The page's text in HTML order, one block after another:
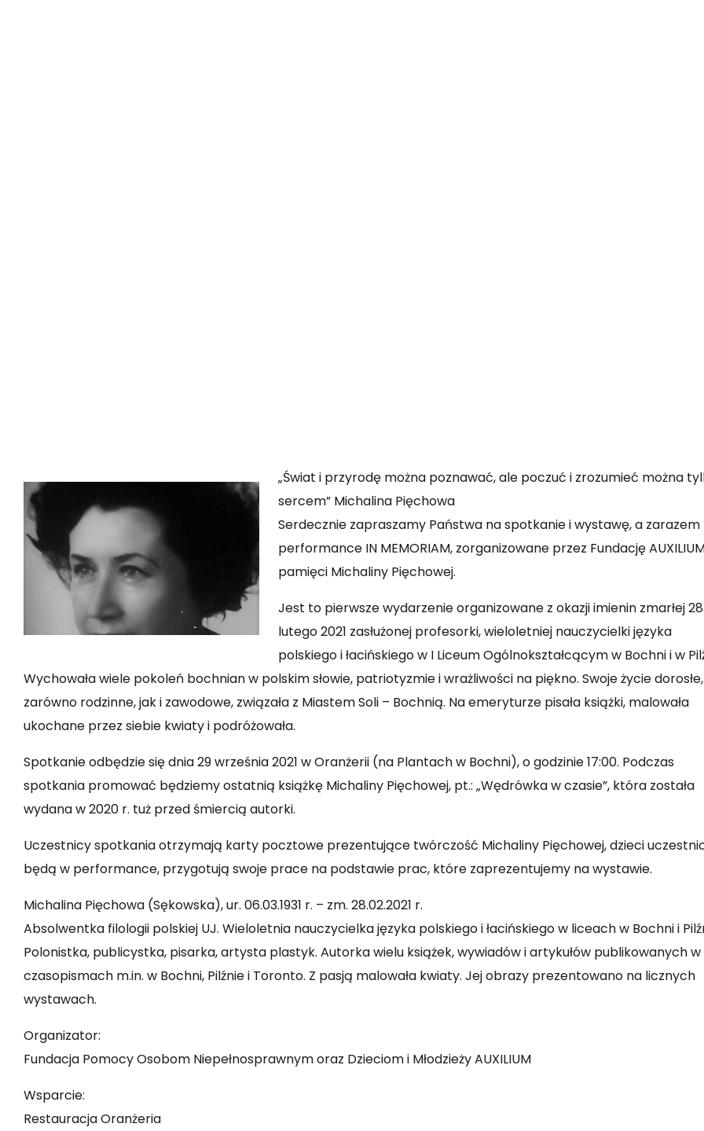
„Świat i przyrodę można poznawać, ale poczuć i zrozumieć można
sercem” Michalina Pięchowa
Serdecznie zapraszamy Państwa na spotkanie i wystawę, a zarazem
performance IN MEMORIAM, zorganizowane przez Fundację
pamięci Michaliny Pięchowej.
Jest to pierwsze wydarzenie organizowane z okazji imienin zmarłej 28
lutego 2021 zasłużonej profesorki, wieloletniej nauczycielki języka
polskiego i łacińskiego w I Liceum Ogólnokształcącym w Bochni i w
Wychowała wiele pokoleń bochnian w polskim słowie, patriotyzmie i wrażliwości na piękno. Swoje życie dorosłe,
zarówno rodzinne, jak i zawodowe, związała z Miastem Soli – Bochnią. Na emeryturze pisała książki, malowała
ukochane przez siebie kwiaty i podróżowała.
Spotkanie odbędzie się dnia 29 września 2021 w Oranżerii (na Plantach w Bochni), o godzinie 17:00. Podczas
spotkania promować będziemy ostatnią książkę Michaliny Pięchowej, pt.: „Wędrówka w czasie”, która została
wydana w 2020 r. tuż przed śmiercią autorki.
Uczestnicy spotkania otrzymają karty pocztowe prezentujące twórczość Michaliny Pięchowej, dzieci
będą w performance, przygotują swoje prace na podstawie prac, które zaprezentujemy na wystawie.
Michalina Pięchowa (Sękowska), ur. 06.03.1931 r. – zm. 28.02.2021 r.
Absolwentka filologii polskiej UJ. Wieloletnia nauczycielka języka polskiego i łacińskiego w liceach w Bochni i
Polonistka, publicystka, pisarka, artysta plastyk. Autorka wielu książek, wywiadów i artykułów publikowanych w
czasopismach m.in. w Bochni, Pilźnie i Toronto. Z pasją malowała kwiaty. Jej obrazy prezentowano na licznych
wystawach.
Organizator:
Fundacja Pomocy Osobom Niepełnosprawnym oraz Dzieciom i Młodzieży AUXILIUM
Wsparcie:
Restauracja Oranżeria